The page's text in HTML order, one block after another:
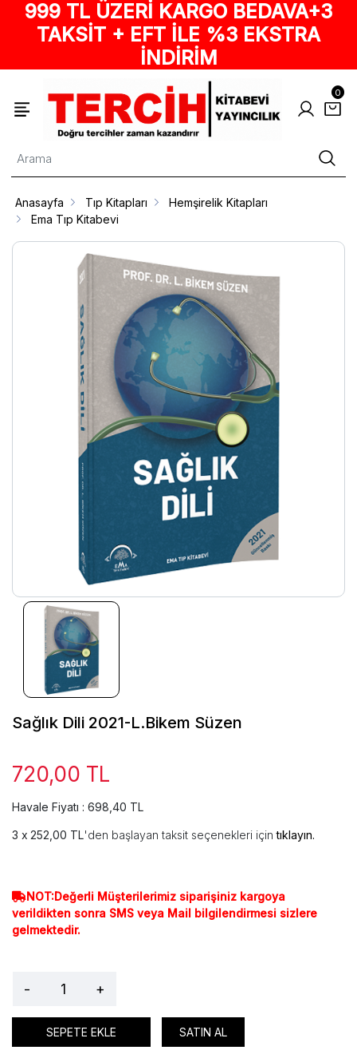
999 TL ÜZERİ KARGO BEDAVA+3
TAKSİT + EFT İLE %3 EKSTRA
İNDİRİM
0
Anasayfa Tıp Kitapları
Hemşirelik Kitapları
Ema Tıp Kitabevi
Sağlık Dili 2021-L.Bikem Süzen
720,00 TL
Havale Fiyatı : 698,40 TL
252,00 TL'den başlayan taksit seçenekleri içintıklayın.
NOT:Değerli Müşterilerimiz siparişiniz kargoya
verildikten sonra SMS veya Mail bilgilendirmesi sizlere
gelmektedir.
- +
SEPETE EKLE SATIN AL